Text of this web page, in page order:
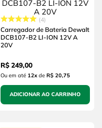
4
Carregador de Bateria Dewalt
DCB107-B2 LI-ION 12V A
20V
R$ 249,00
Ou em até 12xde R$ 20,75
ADICIONAR AO CARRINHO